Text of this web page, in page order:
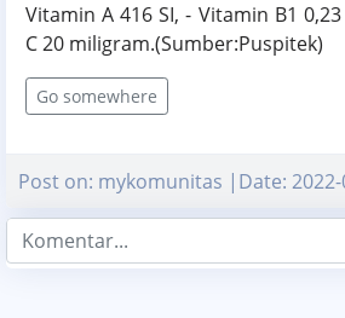
Vitamin A 416 SI, - Vitamin B1
C 20 miligram.(Sumber:Puspitek)
Go somewhere
Post on: mykomunitas |Date: 2022-